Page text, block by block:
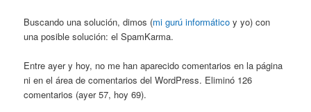
Buscando una solución, dimos (mi gurú informático y yo) con
una posible solución: el SpamKarma.
Entre ayer y hoy, no me han aparecido comentarios en la página
ni en el área de comentarios del WordPress. Eliminó 126
comentarios (ayer 57, hoy 69).